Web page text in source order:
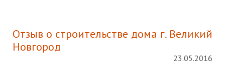
Отзыв о строительстве дома г. Великий
Новгород
23.05.2016